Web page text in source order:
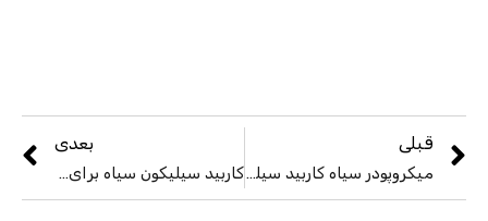
قبلی
میکروپودر سیاه کاربید سیلیکون
بعدی
کاربید سیلیکون سیاه برای بوته نسوز